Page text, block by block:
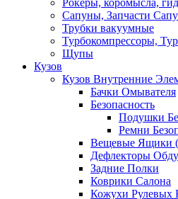
Рокеры, коромысла,
Сапуны, Запчасти
Трубки вакуумные
Турбокомпрессоры,
Щупы
Кузов
Кузов Внутренние
Бачки Омывателя
Безопасность
Подушки
Ремни
Вещевые Ящики
Дефлекторы
Задние Полки
Коврики Салона
Кожухи Рулевых